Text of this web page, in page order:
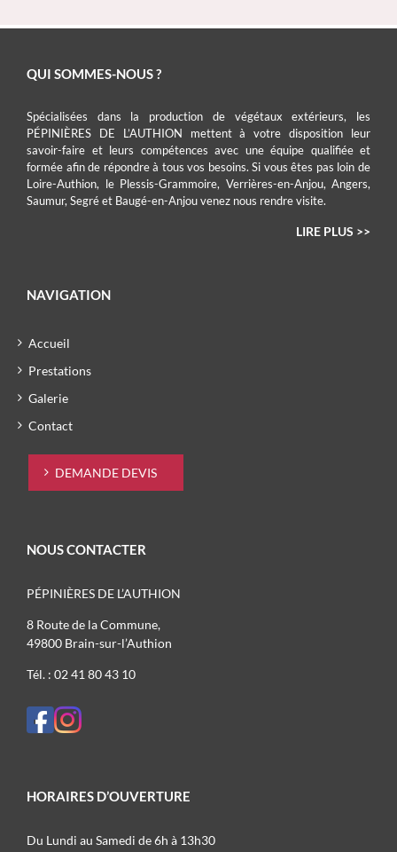
QUI SOMMES-NOUS ?
Spécialisées dans la production de végétaux extérieurs, les
PÉPINIÈRES DE L’AUTHION mettent à votre disposition leur
savoir-faire et leurs compétences avec une équipe qualifiée et
formée afin de répondre à tous vos besoins. Si vous êtes pas loin de
Loire-Authion, le Plessis-Grammoire, Verrières-en-Anjou, Angers,
Saumur, Segré et Baugé-en-Anjou venez nous rendre visite.
LIRE PLUS >>
NAVIGATION
Accueil
Prestations
Galerie
Contact
DEMANDE DEVIS
NOUS CONTACTER
PÉPINIÈRES DE L’AUTHION
8 Route de la Commune,
49800 Brain-sur-l’Authion
Tél. : 02 41 80 43 10
HORAIRES D’OUVERTURE
Du Lundi au Samedi de 6h à 13h30